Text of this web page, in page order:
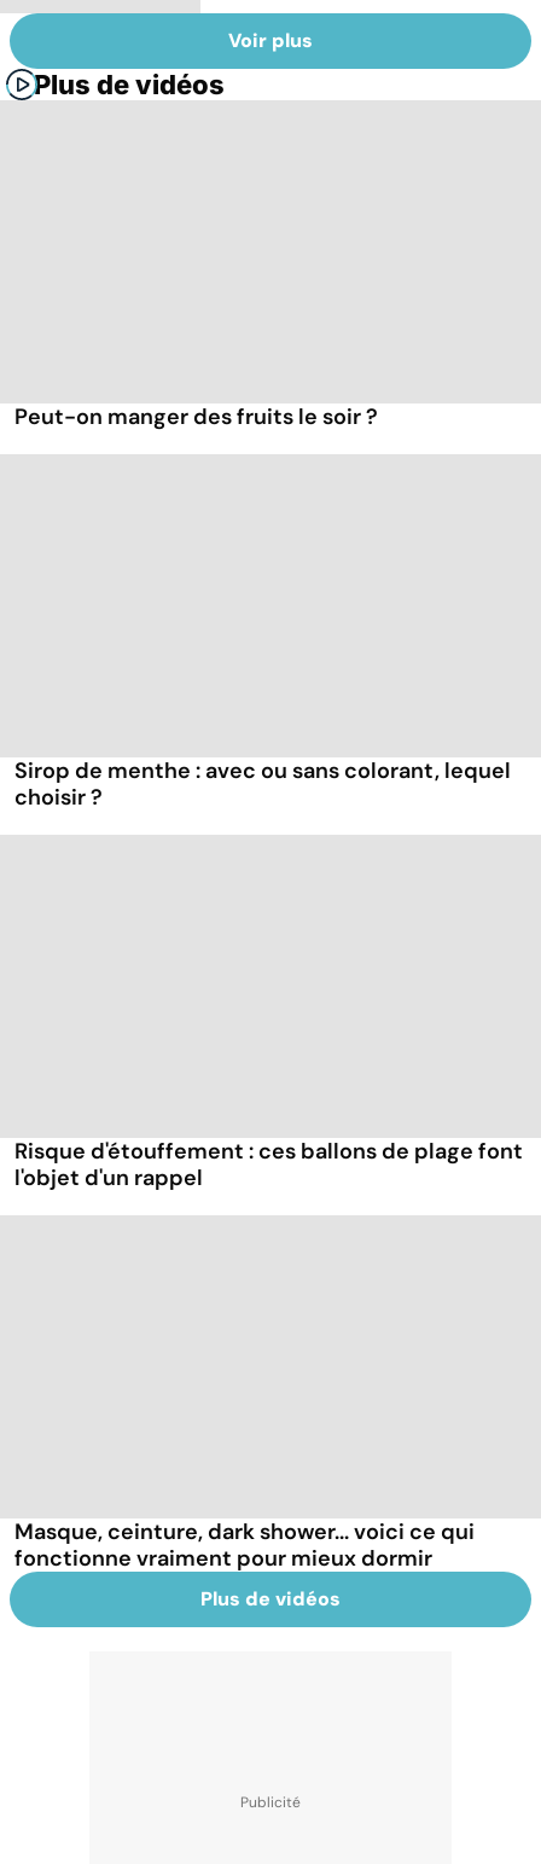
Voir plus
Plus de vidéos
Peut-on manger des fruits le soir ?
Sirop de menthe : avec ou sans colorant, lequel
choisir ?
Risque d'étouffement : ces ballons de plage font
l'objet d'un rappel
Masque, ceinture, dark shower... voici ce qui
fonctionne vraiment pour mieux dormir
Plus de vidéos